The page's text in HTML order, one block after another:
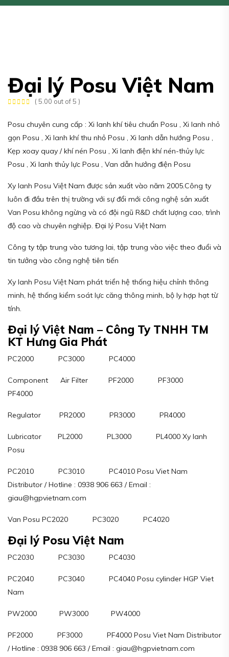
Đại lý Posu Việt Nam
( 5.00 out of 5 )
Posu chuyên cung cấp : Xi lanh khí tiêu chuẩn Posu , Xi lanh nhỏ
gọn Posu , Xi lanh khí thu nhỏ Posu , Xi lanh dẫn hướng Posu ,
Kẹp xoay quay / khí nén Posu , Xi lanh điện khí nén-thủy lực
Posu , Xi lanh thủy lực Posu , Van dẫn hướng điện Posu
Xy lanh Posu Việt Nam được sản xuất vào năm 2005.Công ty
luôn đi đầu trên thị trường với sự đổi mới công nghệ sản xuất
Van Posu không ngừng và có đội ngũ R&D chất lượng cao, trình
độ cao và chuyên nghiệp. Đại lý Posu Việt Nam
Công ty tập trung vào tương lai, tập trung vào việc theo đuổi và
tin tưởng vào công nghệ tiên tiến
Xy lanh Posu Việt Nam phát triển hệ thống hiệu chỉnh thông
minh, hệ thống kiểm soát lực căng thông minh, bộ ly hợp hạt từ
tính.
Đại lý Việt Nam – Công Ty TNHH TM
KT Hưng Gia Phát
PC2000 PC3000 PC4000
Component Air Filter PF2000 PF3000
PF4000
Regulator PR2000 PR3000 PR4000
Lubricator PL2000 PL3000 PL4000 Xy lanh
Posu
PC2010 PC3010 PC4010 Posu Viet Nam
Distributor / Hotline : 0938 906 663 / Email :
giau@hgpvietnam.com
Van Posu PC2020 PC3020 PC4020
Đại lý Posu Việt Nam
PC2030 PC3030 PC4030
PC2040 PC3040 PC4040 Posu cylinder HGP Viet
Nam
PW2000 PW3000 PW4000
PF2000 PF3000 PF4000 Posu Viet Nam Distributor
/ Hotline : 0938 906 663 / Email : giau@hgpvietnam.com